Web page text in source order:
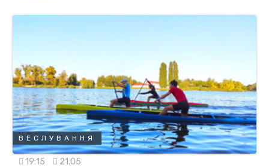
ВЕСЛУВАННЯ
19:15 21.05